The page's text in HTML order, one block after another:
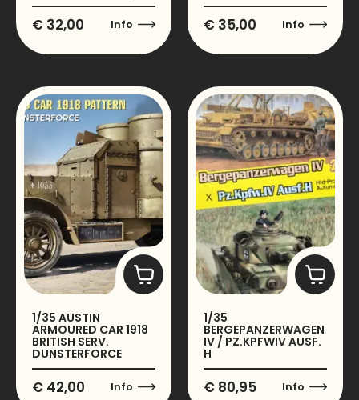
€ 32,00 Info € 35,00 Info
1/35 AUSTIN
ARMOURED CAR 1918
BRITISH SERV.
DUNSTERFORCE
€ 42,00 Info
1/35
BERGEPANZERWAGEN
IV / PZ.KPFWIV AUSF.
H
€ 80,95 Info